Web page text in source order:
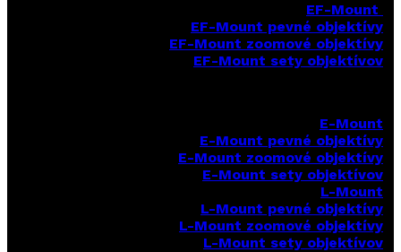
EF-Mount
EF-Mount pevné objektívy
EF-Mount zoomové objektívy
EF-Mount sety objektívov
E-Mount
E-Mount pevné objektívy
E-Mount zoomové objektívy
E-Mount sety objektívov
L-Mount
L-Mount pevné objektívy
L-Mount zoomové objektívy
L-Mount sety objektívov